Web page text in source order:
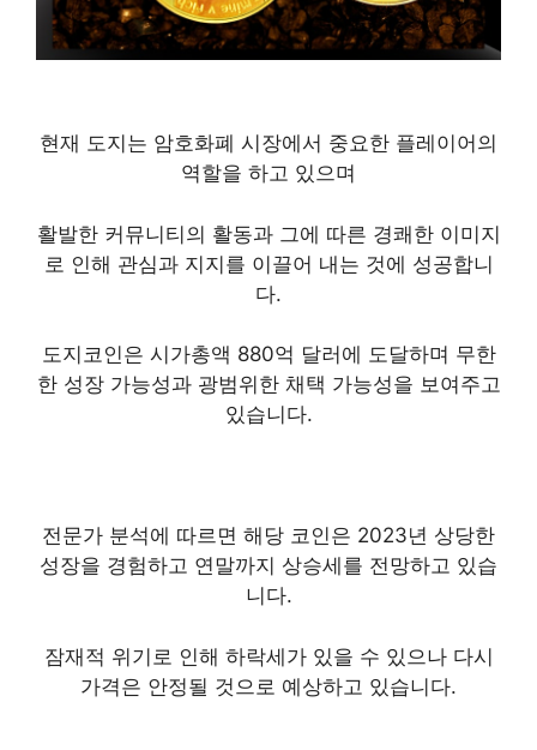
현재 도지는 암호화폐 시장에서 중요한 플레이어의
역할을 하고 있으며
활발한 커뮤니티의 활동과 그에 따른 경쾌한 이미지
로 인해 관심과 지지를 이끌어 내는 것에 성공합니
다.
도지코인은 시가총액 880억 달러에 도달하며 무한
한 성장 가능성과 광범위한 채택 가능성을 보여주고
있습니다.
전문가 분석에 따르면 해당 코인은 2023년 상당한
성장을 경험하고 연말까지 상승세를 전망하고 있습
니다.
잠재적 위기로 인해 하락세가 있을 수 있으나 다시
가격은 안정될 것으로 예상하고 있습니다.